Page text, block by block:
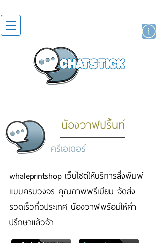
น้องวาฬปริ้นท์
ครีเอเตอร์
whaleprintshop เว็บไซต์ให้บริการสิ่งพิมพ์
แบบครบวงจร คุณภาพพรีเมียม จัดส่ง
รวดเร็วทั่วประเทศ น้องวาฬพร้อมให้คำ
ปรึกษาแล้วจ้า